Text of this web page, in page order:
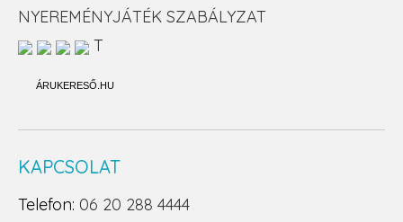
NYEREMÉNYJÁTÉK SZABÁLYZAT
T
ÁRUKERESŐ.HU
KAPCSOLAT
Telefon: 06 20 288 4444